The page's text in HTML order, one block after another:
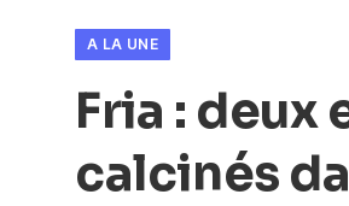
A LA UNE
Fria : deux
calcinés